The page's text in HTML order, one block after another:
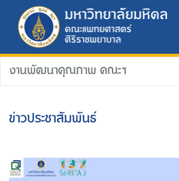
งานพัฒนาคุณภาพ คณะฯ
ข่าวประชาสัมพันธ์